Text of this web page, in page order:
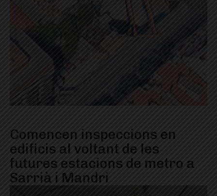
Comencen inspeccions en
edificis al voltant de les
futures estacions de metro a
Sarrià i Mandri